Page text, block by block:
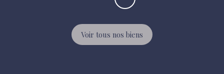
Voir tous nos biens